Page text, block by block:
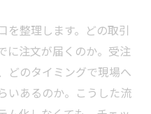
を整理します。どの取引
に注文が届くのか。受注
どのタイミングで現場へ
いあるのか。こうした流